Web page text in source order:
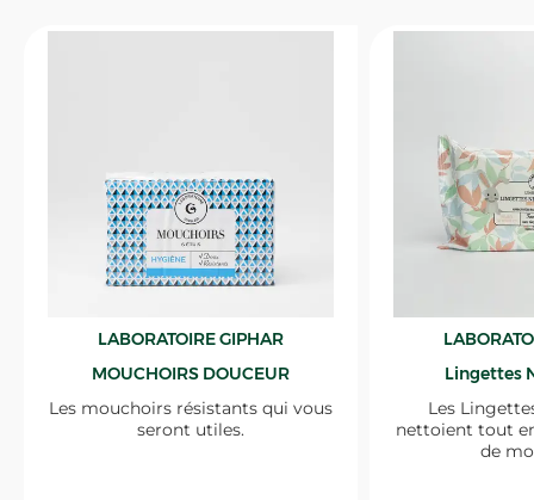
LABORATOIRE GIPHAR
MOUCHOIRS DOUCEUR
Les mouchoirs résistants qui vous
seront utiles.
Lingettes
Les
nettoient tout
de